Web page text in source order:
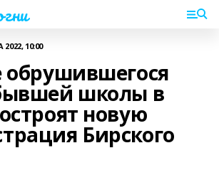
2022, 10:00
обрушившегося
школы в
новую
Бирского